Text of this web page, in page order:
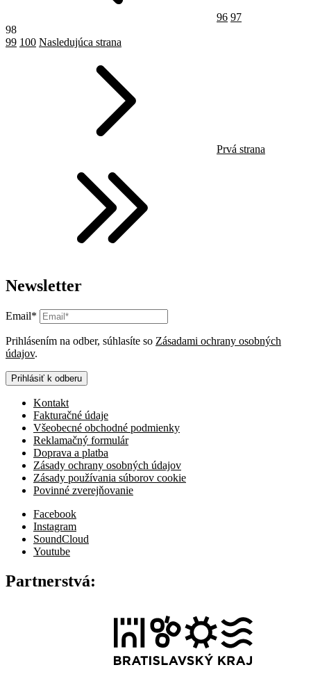
96 97
98
99 100 Nasledujúca strana
Prvá strana
Newsletter
Email*
Prihlásením na odber, súhlasíte so Zásadami ochrany osobných
údajov.
Prihlásiť k odberu
Kontakt
Fakturačné údaje
Všeobecné obchodné podmienky
Reklamačný formulár
Doprava a platba
Zásady ochrany osobných údajov
Zásady používania súborov cookie
Povinné zverejňovanie
Facebook
Instagram
SoundCloud
Youtube
Partnerstvá: